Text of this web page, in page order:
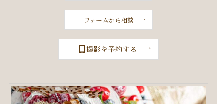
フォームから相談
撮影を予約する